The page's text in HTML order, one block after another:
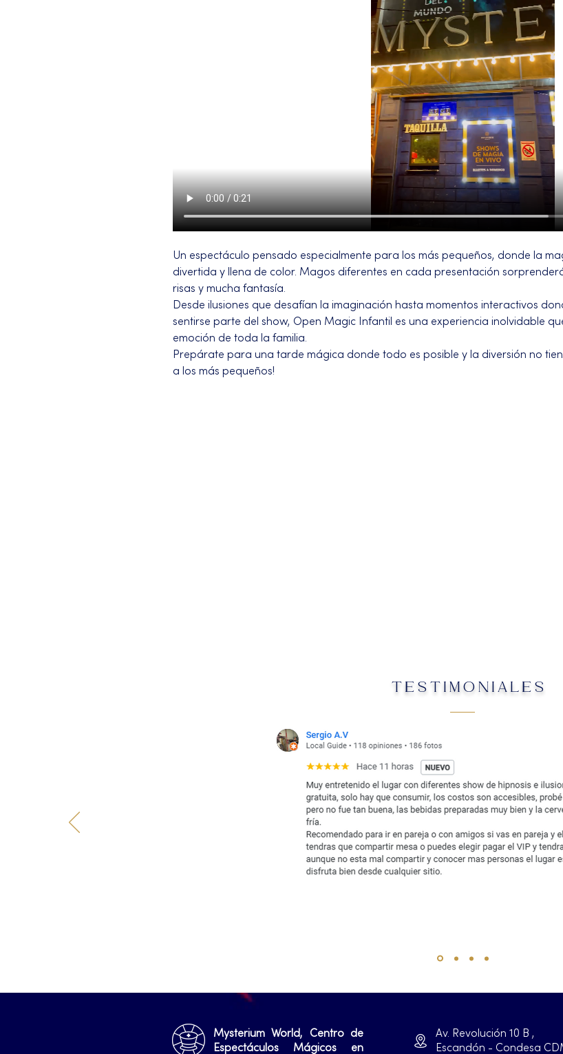
Un espectáculo pensado especialmente para los más pequeños, donde la
divertida y llena de color. Magos diferentes en cada presentación
risas y mucha fantasía.
Desde ilusiones que desafían la imaginación hasta momentos interactivos
sentirse parte del show, Open Magic Infantil es una experiencia inolvidable
emoción de toda la familia.
Prepárate para una tarde mágica donde todo es posible y la diversión no
a los más pequeños!
TESTIMONIALES
Mysterium World, Centro de
Espectáculos Mágicos en
Av. Revolución 10 B ,
Escandón - Condesa